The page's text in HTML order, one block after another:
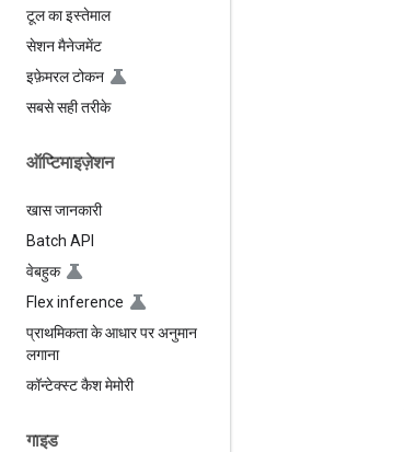
टूल का इस्तेमाल
सेशन मैनेजमेंट
इफ़ेमरल टोकन
सबसे सही तरीके
ऑप्टिमाइज़ेशन
खास जानकारी
Batch API
वेबहुक
Flex inference
प्राथमिकता के आधार पर अनुमान
लगाना
कॉन्टेक्स्ट कैश मेमोरी
गाइड